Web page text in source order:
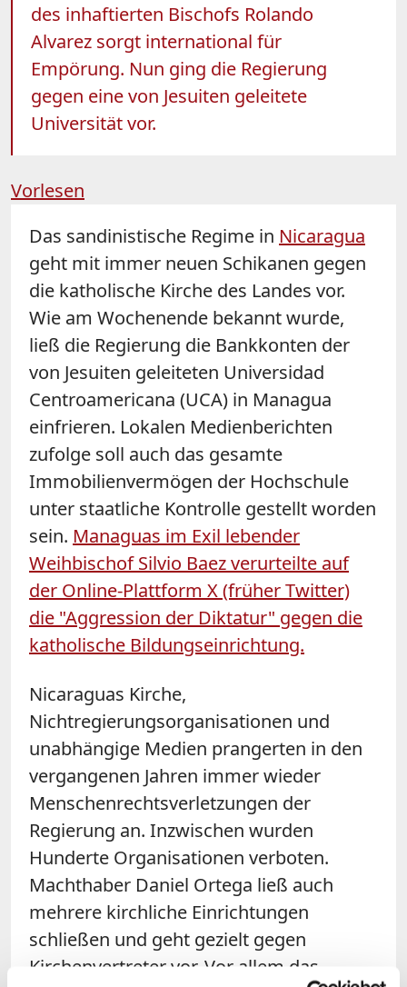
des inhaftierten Bischofs Rolando
Alvarez sorgt international für
Empörung. Nun ging die Regierung
gegen eine von Jesuiten geleitete
Universität vor.
Vorlesen
Das sandinistische Regime in Nicaragua
geht mit immer neuen Schikanen gegen
die katholische Kirche des Landes vor.
Wie am Wochenende bekannt wurde,
ließ die Regierung die Bankkonten der
von Jesuiten geleiteten Universidad
Centroamericana (UCA) in Managua
einfrieren. Lokalen Medienberichten
zufolge soll auch das gesamte
Immobilienvermögen der Hochschule
unter staatliche Kontrolle gestellt worden
sein. Managuas im Exil lebender
Weihbischof Silvio Baez verurteilte auf
der Online-Plattform X (früher Twitter)
die "Aggression der Diktatur" gegen die
katholische Bildungseinrichtung.
Nicaraguas Kirche,
Nichtregierungsorganisationen und
unabhängige Medien prangerten in den
vergangenen Jahren immer wieder
Menschenrechtsverletzungen der
Regierung an. Inzwischen wurden
Hunderte Organisationen verboten.
Machthaber Daniel Ortega ließ auch
mehrere kirchliche Einrichtungen
schließen und geht gezielt gegen
Kirchenvertreter vor. Vor allem das